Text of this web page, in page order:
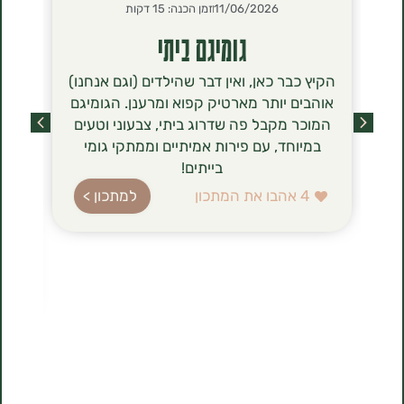
11/06/2026זמן הכנה: 15 דקות
גומיגם ביתי
הקיץ כבר כאן, ואין דבר שהילדים (וגם אנחנו)
אוהבים יותר מארטיק קפוא ומרענן. הגומיגם
המוכר מקבל פה שדרוג ביתי, צבעוני וטעים
במיוחד, עם פירות אמיתיים וממתקי גומי
אהבו את המתכון למתכון >
מסתם